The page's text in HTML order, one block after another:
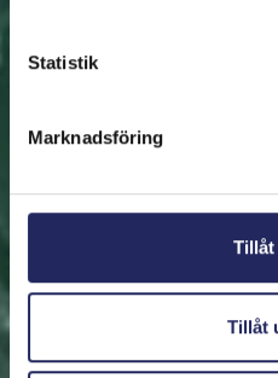
Statistik
Marknadsföring
Tillåt
Tillåt